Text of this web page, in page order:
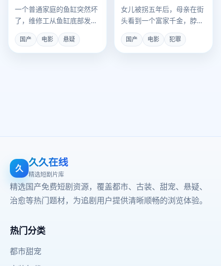
一个普通家庭的鱼缸突然坏
了，维修工从鱼缸底部发现
了一枚被藏了十年的婚戒。
国产 电影 悬疑
女儿被拐五年后，母亲在街
头看到一个富家千金，脖子
上有相同的胎记。
国产 电影 犯罪
久 久久在线
精选短剧片库
精选国产免费短剧资源，覆盖都市、古装、甜宠、悬疑、
治愈等热门题材，为追剧用户提供清晰顺畅的浏览体验。
热门分类
都市甜宠